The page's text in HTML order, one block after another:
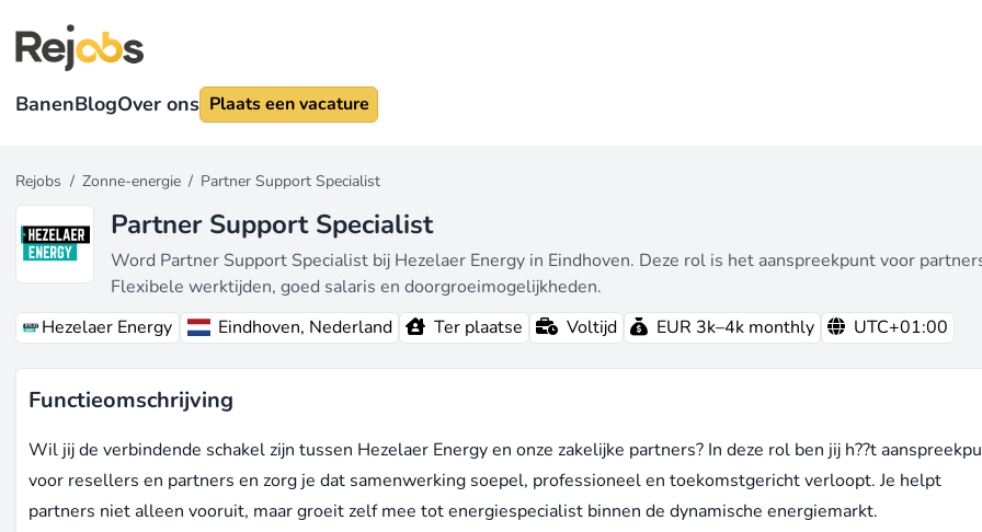
BanenBlogOver ons Plaats een vacature
Rejobs / Zonne-energie / Partner Support Specialist
Partner Support Specialist
Word Partner Support Specialist bij Hezelaer Energy in Eindhoven. Deze rol is het aanspreekpunt voor
Flexibele werktijden, goed salaris en doorgroeimogelijkheden.
Hezelaer Energy
Eindhoven, Nederland Ter plaatse Voltijd EUR 3k–4k monthly UTC+01:00
Functieomschrijving
Wil jij de verbindende schakel zijn tussen Hezelaer Energy en onze zakelijke partners? In deze rol ben jij h??t
voor resellers en partners en zorg je dat samenwerking soepel, professioneel en toekomstgericht verloopt. Je helpt
partners niet alleen vooruit, maar groeit zelf mee tot energiespecialist binnen de dynamische energiemarkt.